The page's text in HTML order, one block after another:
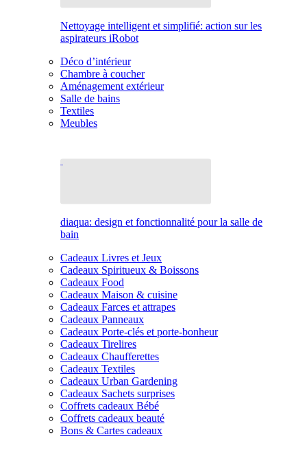
Nettoyage intelligent et simplifié: action sur les
aspirateurs iRobot
Déco d’intérieur
Chambre à coucher
Aménagement extérieur
Salle de bains
Textiles
Meubles
diaqua: design et fonctionnalité pour la salle de
bain
Cadeaux Livres et Jeux
Cadeaux Spiritueux & Boissons
Cadeaux Food
Cadeaux Maison & cuisine
Cadeaux Farces et attrapes
Cadeaux Panneaux
Cadeaux Porte-clés et porte-bonheur
Cadeaux Tirelires
Cadeaux Chaufferettes
Cadeaux Textiles
Cadeaux Urban Gardening
Cadeaux Sachets surprises
Coffrets cadeaux Bébé
Coffrets cadeaux beauté
Bons & Cartes cadeaux